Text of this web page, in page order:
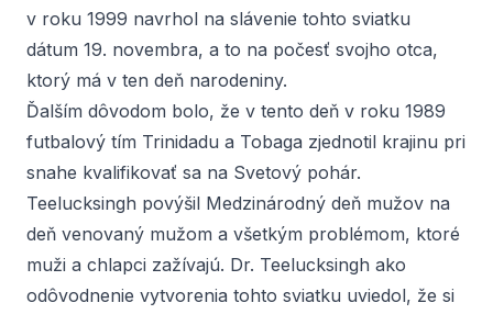
v roku 1999 navrhol na slávenie tohto sviatku
dátum 19. novembra, a to na počesť svojho otca,
ktorý má v ten deň narodeniny.
Ďalším dôvodom bolo, že v tento deň v roku 1989
futbalový tím Trinidadu a Tobaga zjednotil krajinu pri
snahe kvalifikovať sa na Svetový pohár.
Teelucksingh povýšil Medzinárodný deň mužov na
deň venovaný mužom a všetkým problémom, ktoré
muži a chlapci zažívajú. Dr. Teelucksingh ako
odôvodnenie vytvorenia tohto sviatku uviedol, že si